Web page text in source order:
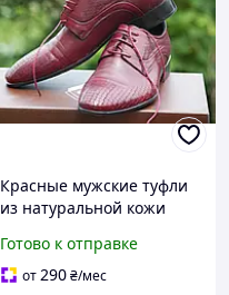
Красные мужские туфли
из натуральной кожи
Готово к отправке
от290₴/мес